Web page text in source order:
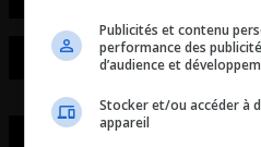
Publicités et contenu
performance des
d’audience et
Stocker et/ou accéder à
appareil